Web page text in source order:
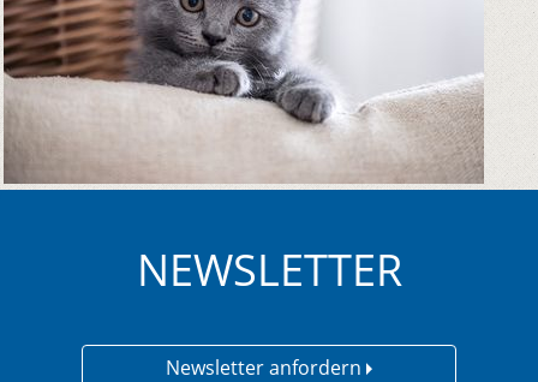
NEWSLETTER
Newsletter anfordern